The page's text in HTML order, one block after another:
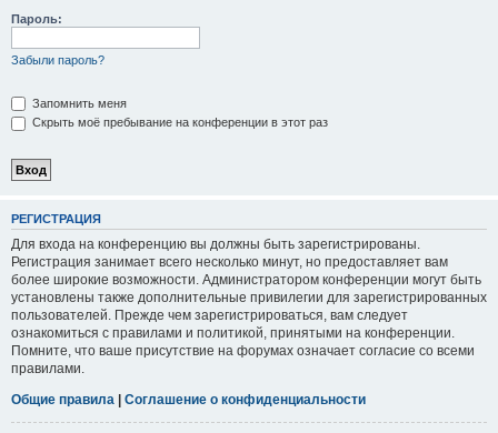
Пароль:
Забыли пароль?
Запомнить меня
Скрыть моё пребывание на конференции в этот раз
РЕГИСТРАЦИЯ
Для входа на конференцию вы должны быть зарегистрированы.
Регистрация занимает всего несколько минут, но предоставляет вам
более широкие возможности. Администратором конференции могут быть
установлены также дополнительные привилегии для зарегистрированных
пользователей. Прежде чем зарегистрироваться, вам следует
ознакомиться с правилами и политикой, принятыми на конференции.
Помните, что ваше присутствие на форумах означает согласие со всеми
правилами.
Общие правила
Соглашение о конфиденциальности